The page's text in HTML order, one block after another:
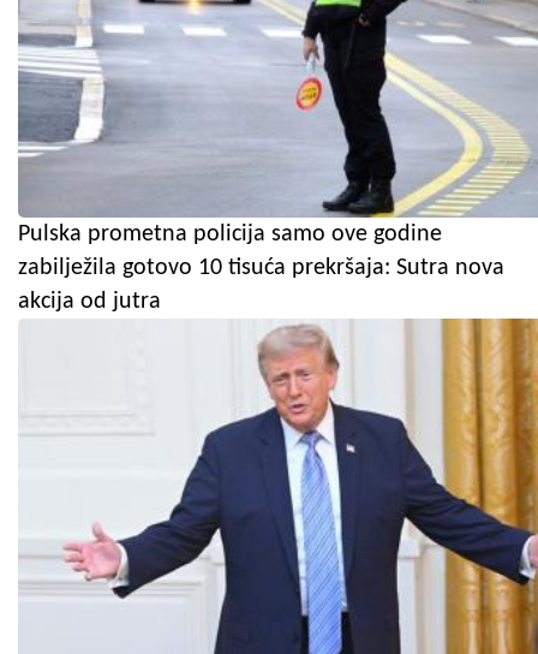
Pulska prometna policija samo ove godine
zabilježila gotovo 10 tisuća prekršaja: Sutra nova
akcija od jutra